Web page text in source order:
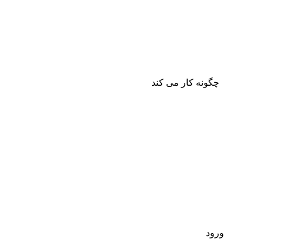
چگونه کار می کند
ورود